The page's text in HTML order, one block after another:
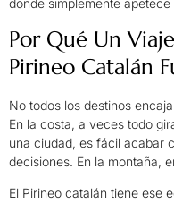
donde simplemente
Por Qué Un
Pirineo Catalán
No todos los destinos
En la costa, a veces todo
una ciudad, es fácil acabar
decisiones. En la montaña,
El Pirineo catalán tiene ese